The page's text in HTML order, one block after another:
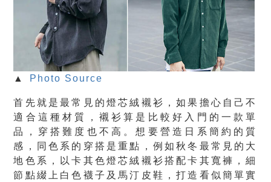
▲ Photo Source
首先就是最常見的燈芯絨襯衫，如果擔心自己不
適合這種材質，襯衫算是比較好入門的一款單
品，穿搭難度也不高。想要營造日系簡約的質
感，同色系的穿搭是重點，例如秋冬最常見的大
地色系，以卡其色燈芯絨襯衫搭配卡其寬褲，細
節點綴上白色襪子及馬汀皮鞋，打造看似簡單實